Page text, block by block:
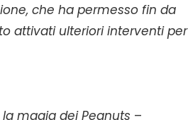
che ha permesso fin da
attivati ulteriori interventi per
la magia dei Peanuts –